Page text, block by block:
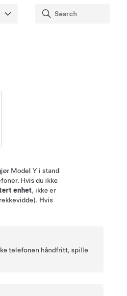
Model Y i stand
Hvis du ikke
enhet, ikke er
Hvis
telefonen håndfritt, spille